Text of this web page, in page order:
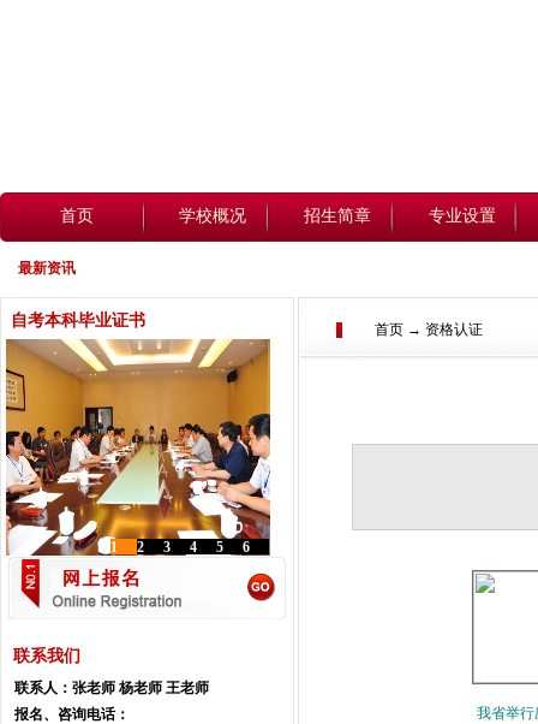
首页 学校概况 招生简章 专业设置
最新资讯
自考本科毕业证书
6
5
4
3
2
1
联系我们
联系人： 张老师 杨老师 王老师
报名、咨询电话：
首页 → 资格认证
我省举